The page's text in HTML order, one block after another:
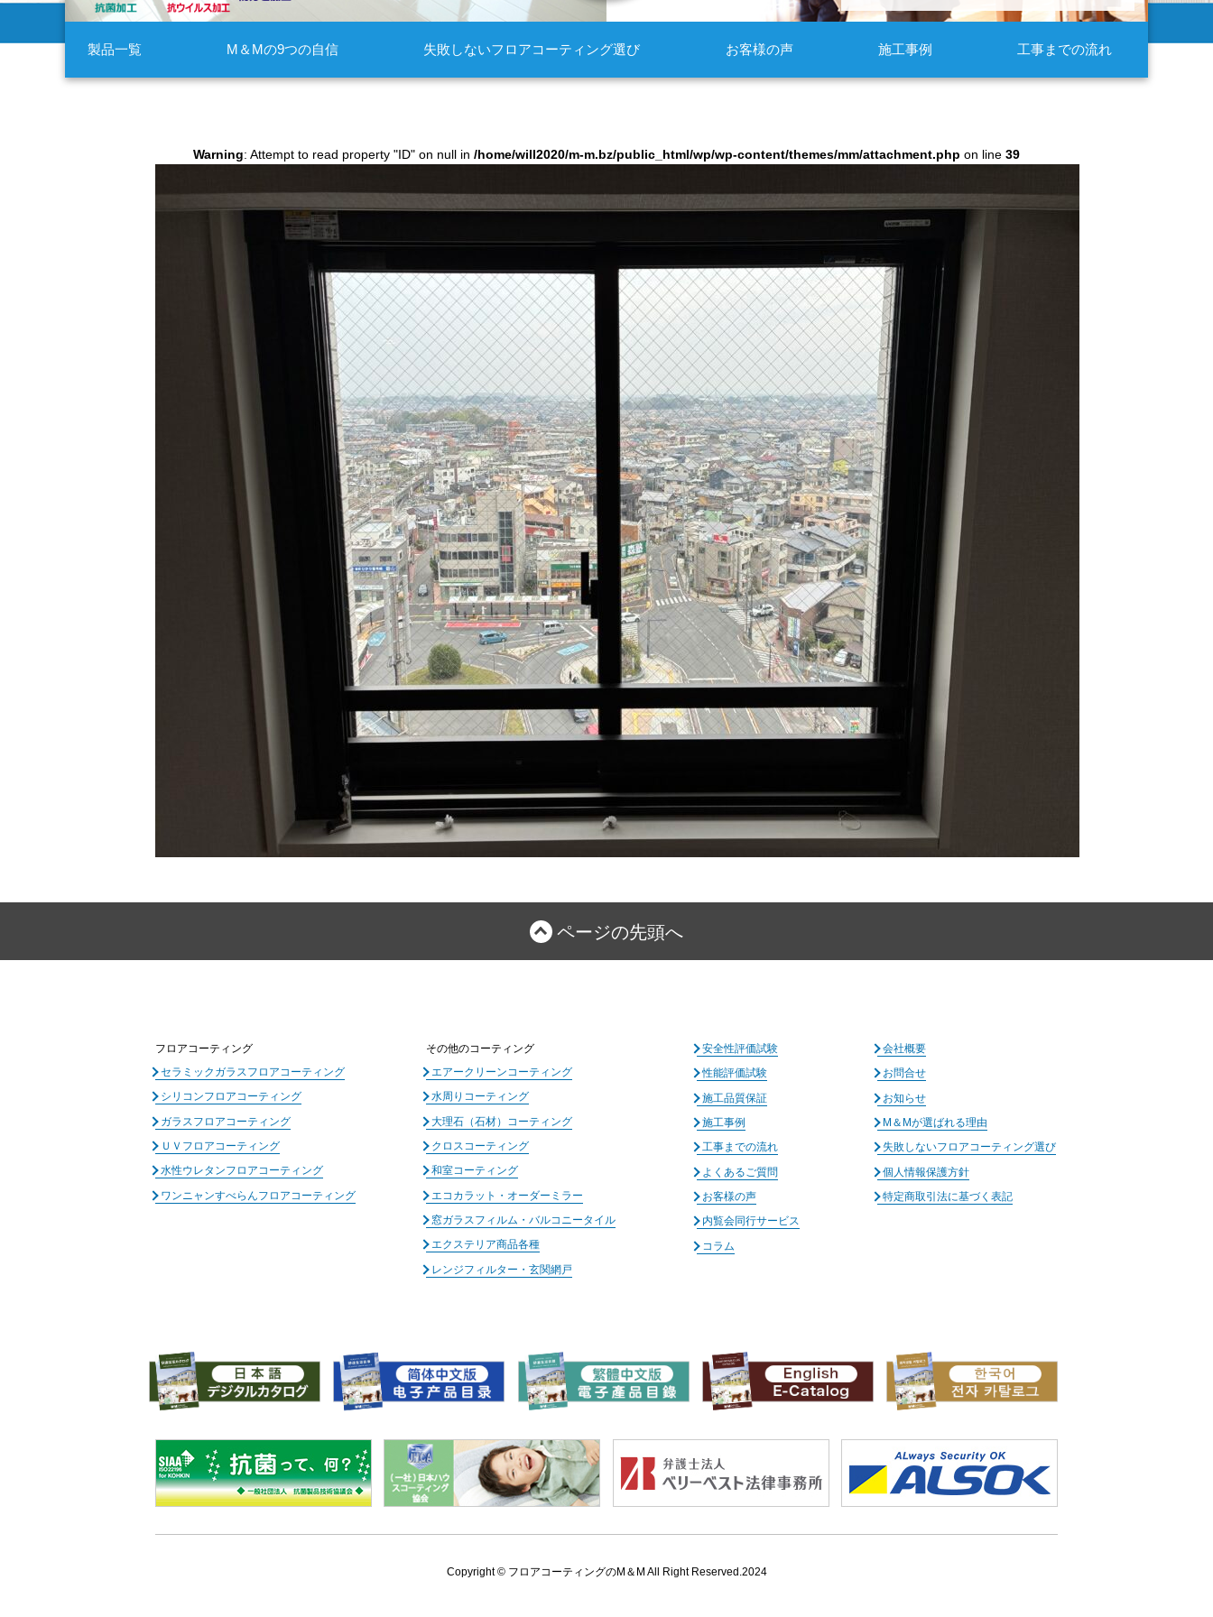
製品一覧 M＆Mの9つの自信 失敗しないフロアコーティング選び お客様の声 施工事例 工事までの流れ
Warning: Attempt to read property "ID" on null in /home/will2020/m-m.bz/public_html/wp/wp-content/themes/mm/attachment.php on line 39
ページの先頭へ
フロアコーティング
セラミックガラスフロアコーティング
シリコンフロアコーティング
ガラスフロアコーティング
ＵＶフロアコーティング
水性ウレタンフロアコーティング
ワンニャンすべらんフロアコーティング
その他のコーティング
エアークリーンコーティング
水周りコーティング
大理石（石材）コーティング
クロスコーティング
和室コーティング
エコカラット・オーダーミラー
窓ガラスフィルム・バルコニータイル
エクステリア商品各種
レンジフィルター・玄関網戸
安全性評価試験
性能評価試験
施工品質保証
施工事例
工事までの流れ
よくあるご質問
お客様の声
内覧会同行サービス
コラム
会社概要
お問合せ
お知らせ
M＆Mが選ばれる理由
失敗しないフロアコーティング選び
個人情報保護方針
特定商取引法に基づく表記
Copyright © フロアコーティングのM＆M All Right Reserved.2024